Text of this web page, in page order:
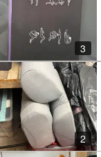
3
2